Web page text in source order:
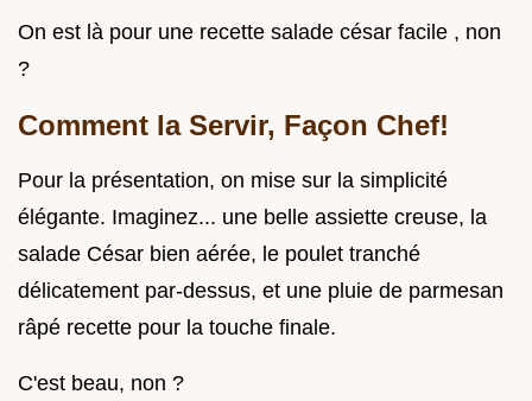
On est là pour une recette salade césar facile , non
?
Comment la Servir, Façon Chef!
Pour la présentation, on mise sur la simplicité
élégante. Imaginez... une belle assiette creuse, la
salade César bien aérée, le poulet tranché
délicatement par-dessus, et une pluie de parmesan
râpé recette pour la touche finale.
C'est beau, non ?